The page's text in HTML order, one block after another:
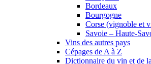
Bordeaux
Bourgogne
Corse (vignoble et
Savoie – Haute-
Vins des autres pays
Cépages de A à Z
Dictionnaire du vin et de